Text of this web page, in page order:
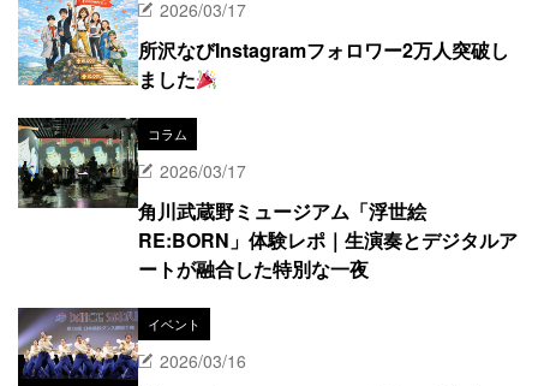
2026/03/17
所沢なびInstagramフォロワー2万人突破し
ました
コラム
2026/03/17
角川武蔵野ミュージアム「浮世絵
RE:BORN」体験レポ｜生演奏とデジタルア
ートが融合した特別な一夜
イベント
2026/03/16